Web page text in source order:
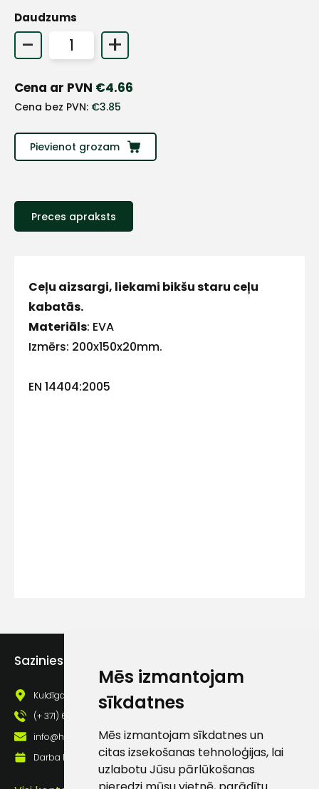
Mēs izmantojam
sīkdatnes
Mēs izmantojam sīkdatnes un
citas izsekošanas tehnoloģijas, lai
uzlabotu Jūsu pārlūkošanas
Daudzums
- +
Cena ar PVN €4.66
Cena bez PVN: €3.85
Pievienot grozam
Preces apraksts
Ceļu aizsargi, liekami bikšu staru ceļu
kabatās.
Materiāls: EVA
Izmērs: 200x150x20mm.
EN 14404:2005
Sazinies ar mums
Kuldīgas iela 69a, Saldus, Saldus nov., LV - 3801
(+ 371) 63 881 186
info@hards.lv
Darba laiks: Darbadienās: 8:00 - 17:00
ātrāk
Piekrītu SIA Hards
pastā
+